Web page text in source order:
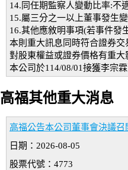
14.同任期監察人變動比率:不
15.屬三分之一以上董事發生
16.其他應敘明事項(若事件發
本則重大訊息同時符合證券
對股東權益或證券價格有重大
本公司於114/08/01接獲李宗
高福其他重大消息
高福公告本公司董事會決議
日期：2026-08-05
股票代號：4773